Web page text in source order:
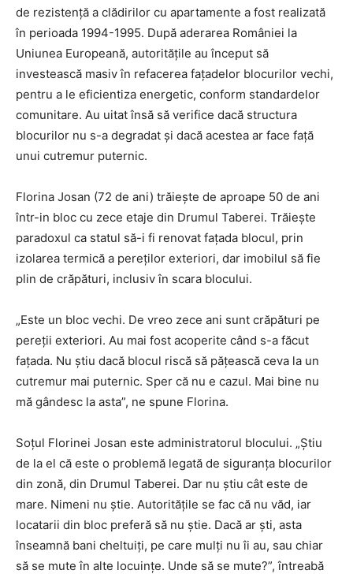
de rezistență a clădirilor cu apartamente a fost realizată
în perioada 1994-1995. După aderarea României la
Uniunea Europeană, autoritățile au început să
investească masiv în refacerea fațadelor blocurilor vechi,
pentru a le eficientiza energetic, conform standardelor
comunitare. Au uitat însă să verifice dacă structura
blocurilor nu s-a degradat și dacă acestea ar face față
unui cutremur puternic.
Florina Josan (72 de ani) trăiește de aproape 50 de ani
într-in bloc cu zece etaje din Drumul Taberei. Trăiește
paradoxul ca statul să-i fi renovat fațada blocul, prin
izolarea termică a pereților exteriori, dar imobilul să fie
plin de crăpături, inclusiv în scara blocului.
„Este un bloc vechi. De vreo zece ani sunt crăpături pe
pereții exteriori. Au mai fost acoperite când s-a făcut
fațada. Nu știu dacă blocul riscă să pățească ceva la un
cutremur mai puternic. Sper că nu e cazul. Mai bine nu
mă gândesc la asta”, ne spune Florina.
Soțul Florinei Josan este administratorul blocului. „Știu
de la el că este o problemă legată de siguranța blocurilor
din zonă, din Drumul Taberei. Dar nu știu cât este de
mare. Nimeni nu știe. Autoritățile se fac că nu văd, iar
locatarii din bloc preferă să nu știe. Dacă ar ști, asta
înseamnă bani cheltuiți, pe care mulți nu îi au, sau chiar
să se mute în alte locuințe. Unde să se mute?”, întreabă